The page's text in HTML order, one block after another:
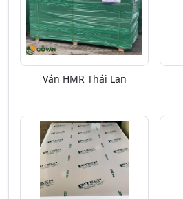
Ván HMR Thái Lan